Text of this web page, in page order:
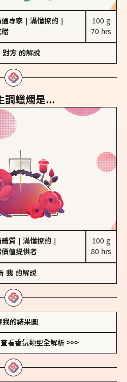
通專家 滿懂撩的
醋
100 g
70 hrs
對方 的解說
調蠟燭是...
體質 滿懂撩的
價值提供者
100 g
80 hrs
我 的解說
我的結果圖
查看香氛類型全解析 >>>